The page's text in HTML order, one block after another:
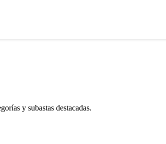
y subastas destacadas.